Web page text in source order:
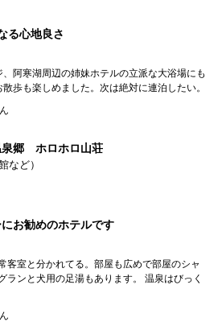
る心地良さ
阿寒湖周辺の姉妹ホテルの立派な大浴場にも
歩も楽しめました。次は絶対に連泊したい。
泉郷 ホロホロ山荘
など）
お勧めのホテルです
客室と分かれてる。部屋も広めで部屋のシャ
ランと犬用の足湯もあります。 温泉はびっく